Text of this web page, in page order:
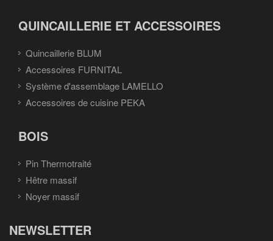
QUINCAILLERIE ET ACCESSOIRES
Quincaillerie BLUM
Accessoires FURNITAL
Système d'assemblage LAMELLO
Accessoires de cuisine PEKA
BOIS
Pin Thermotraité
Hêtre massif
Noyer massif
NEWSLETTER